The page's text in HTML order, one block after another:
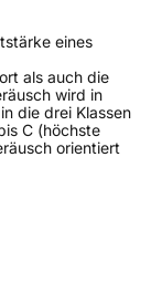
Ja
eines
als auch die
wird in
die drei Klassen
C (höchste
orientiert